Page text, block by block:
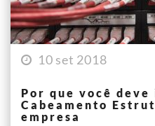
10 set 2018
Por que você
Cabeamento
empresa